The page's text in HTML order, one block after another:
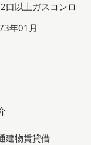
口以上ガスコンロ
年01月
建物賃貸借